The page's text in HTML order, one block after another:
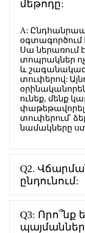
մեթոդը:
A:
օգտագործում
Սա ներառում
տոպրակներ ոչ
և
տուփերով:
ունեք, մենք
փաթեթավորել
տուփերում՝
նամակները
Q2.
ընդունում:
Q3: